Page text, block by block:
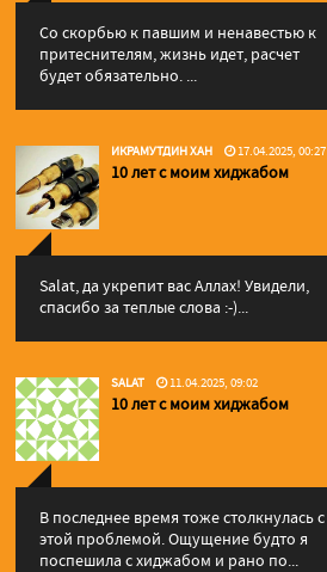
Со скорбью к павшим и ненавестью к
притеснителям, жизнь идет, расчет
будет обязательно. ...
ИКРАМУТДИН ХАН 17.04.2025, 00:27
10 лет с моим хиджабом
Salat, да укрепит вас Аллаx! Увидели,
спасибо за теплые слова :-)...
SALAT 11.04.2025, 09:02
10 лет с моим хиджабом
В последнее время тоже столкнулась с
этой проблемой. Ощущение будто я
поспешила с хиджабом и рано по...